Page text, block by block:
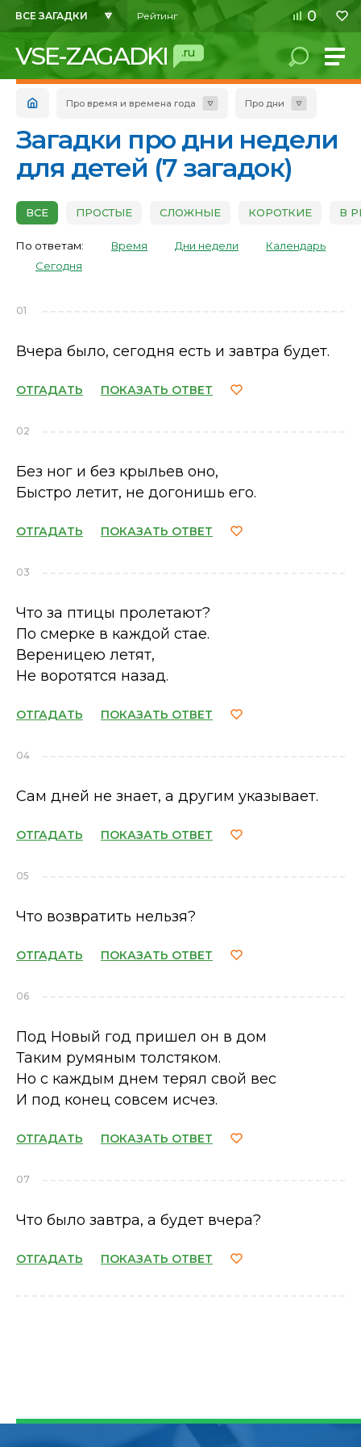
ВСЕ ЗАГАДКИ Рейтинг 0
VSE-ZAGADKI .ru
Про время и времена года Про дни
Загадки про дни недели
для детей (7 загадок)
ВСЕ ПРОСТЫЕ СЛОЖНЫЕ КОРОТКИЕ В
По ответам: Время Дни недели
Календарь
Сегодня
01
Вчера было, сегодня есть и завтра будет.
ОТГАДАТЬ ПОКАЗАТЬ ОТВЕТ
02
Без ног и без крыльев оно,
Быстро летит, не догонишь его.
ОТГАДАТЬ ПОКАЗАТЬ ОТВЕТ
03
Что за птицы пролетают?
По смерке в каждой стае.
Вереницею летят,
Не воротятся назад.
ОТГАДАТЬ ПОКАЗАТЬ ОТВЕТ
04
Сам дней не знает, а другим указывает.
ОТГАДАТЬ ПОКАЗАТЬ ОТВЕТ
05
Что возвратить нельзя?
ОТГАДАТЬ ПОКАЗАТЬ ОТВЕТ
06
Под Новый год пришел он в дом
Таким румяным толстяком.
Но с каждым днем терял свой вес
И под конец совсем исчез.
ОТГАДАТЬ ПОКАЗАТЬ ОТВЕТ
07
Что было завтра, а будет вчера?
ОТГАДАТЬ ПОКАЗАТЬ ОТВЕТ